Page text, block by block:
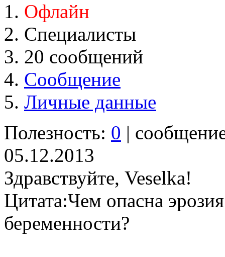
Офлайн
Специалисты
20 сообщений
Сообщение
Личные данные
Полезность: 0 |
05.12.2013
Здравствуйте, Veselka!
Цитата:Чем опасна
беременности?